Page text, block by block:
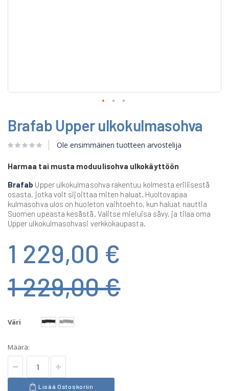
to
the
beginning
of
images
Brafab Upper ulkokulmasohva
Ole ensimmäinen tuotteen arvostelija
Harmaa tai musta moduulisohva ulkokäyttöön
Brafab Upper ulkokulmasohva rakentuu kolmesta erillisestä
osasta, jotka voit sijoittaa miten haluat. Huoltovapaa
kulmasohva ulos on huoleton vaihtoehto, kun haluat nauttia
Suomen upeasta kesästä. Valitse mieluisa sävy, ja tilaa oma
Upper ulkokulmasohvasi verkkokaupasta.
1 229,00 €
1 229,00 €
Väri
Määrä:
Lisää Ostoskoriin